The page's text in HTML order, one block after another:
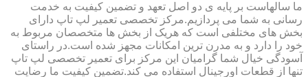
ما سالهاست بر پایه ی دو اصل تعهد و تضمین کیفیت به خدمت
رسانی به شما می پردازیم.مرکز تخصصی تعمیر لپ تاپ دارای
بخش های مختلفی است که هریک از بخش ها متخصصان مربوط به
خود را دارد و به مدرن ترین امکانات مجهز شده است.در راستای
آسودگی خیال شما گرامیان این مرکز برای تعمیر تخصصی لپ تاپ
تنها از قطعات اورجینال استفاده می کند.تضمین کیفیت ما رضایت